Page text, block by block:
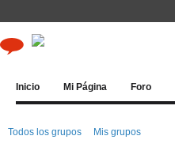
Inicio Mi Página Foro
Todos los grupos Mis grupos